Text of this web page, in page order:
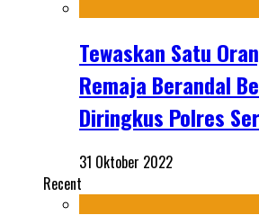
Tewaskan Satu
Remaja Berandal
Diringkus Polres
31 Oktober 2022
Recent